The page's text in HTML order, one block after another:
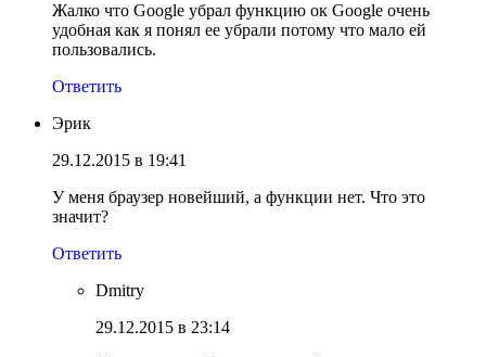
Жалко что Google убрал функцию ок Google очень
удобная как я понял ее убрали потому что мало ей
пользовались.
Ответить
Эрик
29.12.2015 в 19:41
У меня браузер новейший, а функции нет. Что это
значит?
Ответить
Dmitry
29.12.2015 в 23:14